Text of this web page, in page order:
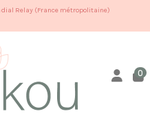
Relay (France métropolitaine)
0